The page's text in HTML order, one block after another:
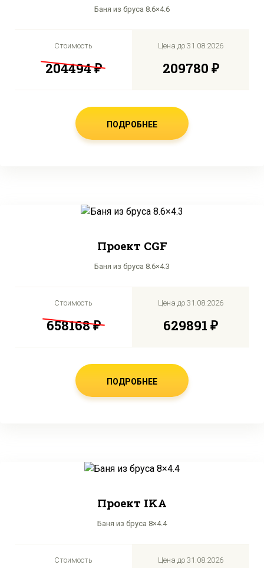
Баня из бруса 8.6×4.6
Стоимость
204494 ₽
Цена до 31.08.2026
209780 ₽
ПОДРОБНЕЕ
Проект CGF
Баня из бруса 8.6×4.3
Стоимость
658168 ₽
Цена до 31.08.2026
629891 ₽
ПОДРОБНЕЕ
Проект IKA
Баня из бруса 8×4.4
Стоимость Цена до 31.08.2026